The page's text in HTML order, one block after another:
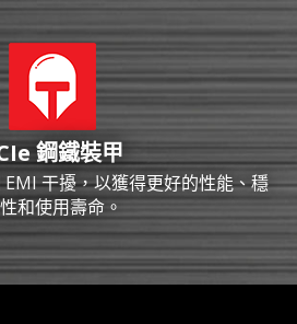
鋼鐵裝甲
EMI 干擾，以獲得更好的性能、穩
和使用壽命。